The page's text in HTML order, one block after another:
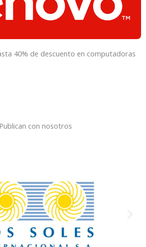
40% de descuento en computadoras
Publican con nosotros